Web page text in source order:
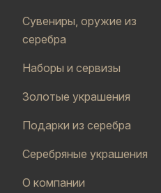
Сувениры, оружие из
серебра
Наборы и сервизы
Золотые украшения
Подарки из серебра
Серебряные украшения
О компании